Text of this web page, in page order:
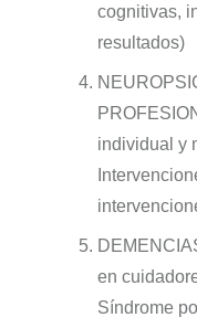
cognitivas,
resultados)
individual y
en
Síndrome